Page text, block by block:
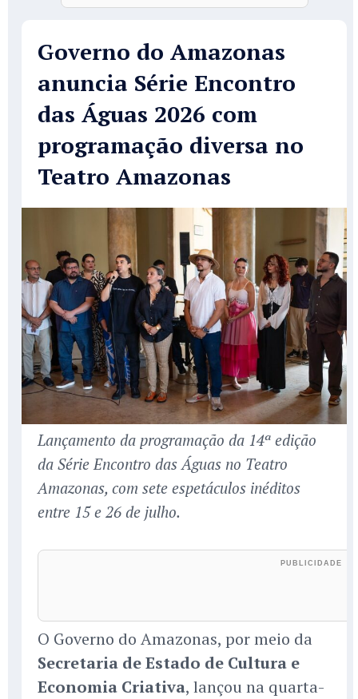
Governo do Amazonas
anuncia Série Encontro
das Águas 2026 com
programação diversa no
Teatro Amazonas
Lançamento da programação da 14ª edição
da Série Encontro das Águas no Teatro
Amazonas, com sete espetáculos inéditos
entre 15 e 26 de julho.
O Governo do Amazonas, por meio da
Secretaria de Estado de Cultura e
Economia Criativa, lançou na quarta-